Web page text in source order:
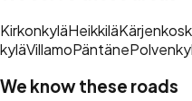
KirkonkyläHeikkilä
kyläVillamoPäntäne
We know these roads